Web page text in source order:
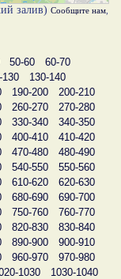
залив) Сообщите нам
50-60
60-70
130
130-140
190-200
200-210
260-270
270-280
330-340
340-350
400-410
410-420
470-480
480-490
540-550
550-560
610-620
620-630
680-690
690-700
750-760
760-770
820-830
830-840
890-900
900-910
960-970
970-980
1030
1030-1040